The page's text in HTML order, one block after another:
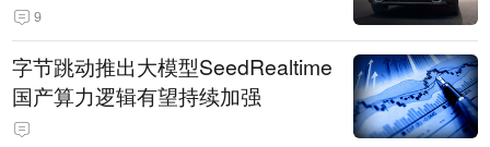
9
字节跳动推出大模型SeedRealtime
国产算力逻辑有望持续加强